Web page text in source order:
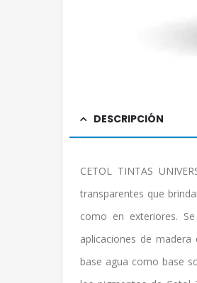
DESCRIPCIÓN
CETOL TINTAS
transparentes que
como en exteriores.
aplicaciones de
base agua como base